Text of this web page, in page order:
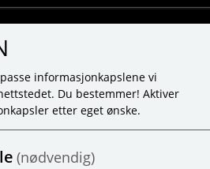
PRODUKTET
informasjonkapslene vi
Du bestemmer! Aktiver
etter eget ønske.
(nødvendig)